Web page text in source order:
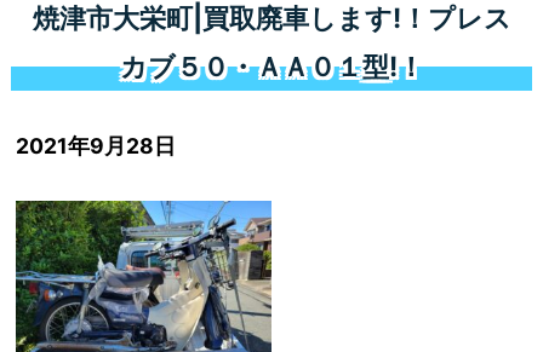
焼津市大栄町|買取廃車します!！プレス
カブ５０・ＡＡ０１型!！
2021年9月28日